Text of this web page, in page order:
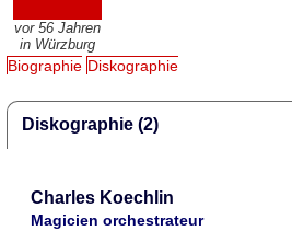
vor 56 Jahren
in Würzburg
Biographie Diskographie
Diskographie (2)
Charles Koechlin
Magicien orchestrateur